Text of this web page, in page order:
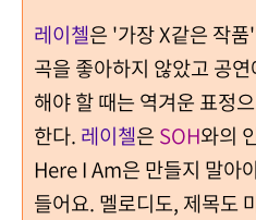
레이첼은 '가장 X같은 작
곡을 좋아하지 않았고 공
해야 할 때는 역겨운 표정
한다. 레이첼은 SOH와의
Here I Am은 만들지 말아
들어요. 멜로디도, 제목도